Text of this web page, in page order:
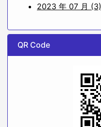
2023 年 07 月 (3)
QR Code